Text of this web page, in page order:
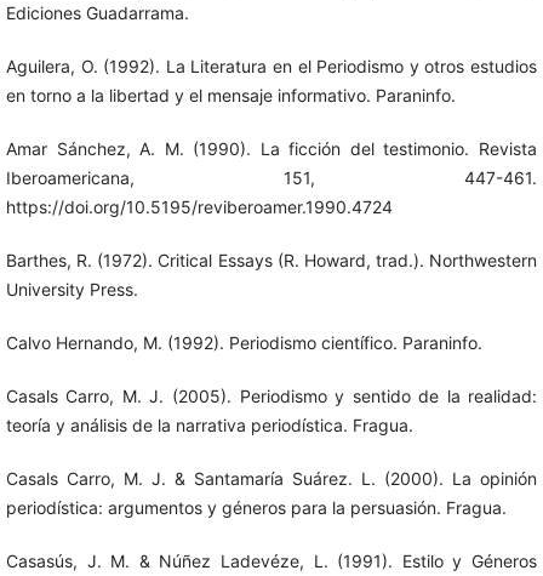
Ediciones Guadarrama.
Aguilera, O. (1992). La Literatura en el Periodismo y otros estudios
en torno a la libertad y el mensaje informativo. Paraninfo.
Amar Sánchez, A. M. (1990). La ficción del testimonio. Revista
Iberoamericana, 151, 447-461.
https://doi.org/10.5195/reviberoamer.1990.4724
Barthes, R. (1972). Critical Essays (R. Howard, trad.). Northwestern
University Press.
Calvo Hernando, M. (1992). Periodismo científico. Paraninfo.
Casals Carro, M. J. (2005). Periodismo y sentido de la realidad:
teoría y análisis de la narrativa periodística. Fragua.
Casals Carro, M. J. & Santamaría Suárez. L. (2000). La opinión
periodística: argumentos y géneros para la persuasión. Fragua.
Casasús, J. M. & Núñez Ladevéze, L. (1991). Estilo y Géneros